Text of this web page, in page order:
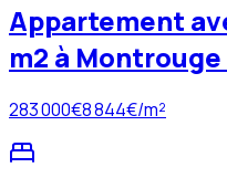
Appartement
m2 à Montrouge
283 000€8 844€/m²